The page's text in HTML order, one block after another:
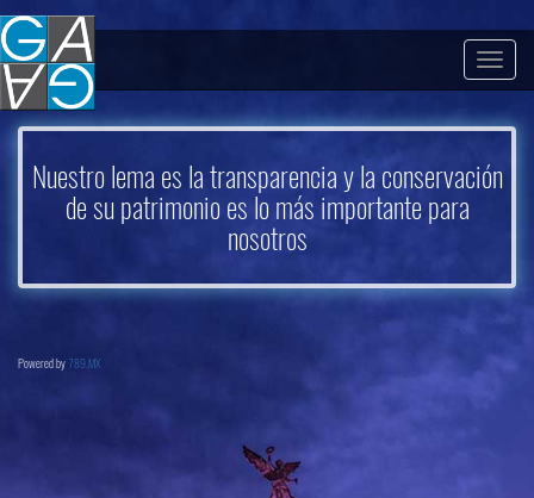
Nuestro lema es la transparencia y la conservación
de su patrimonio es lo más importante para
nosotros
Powered by 789.MX